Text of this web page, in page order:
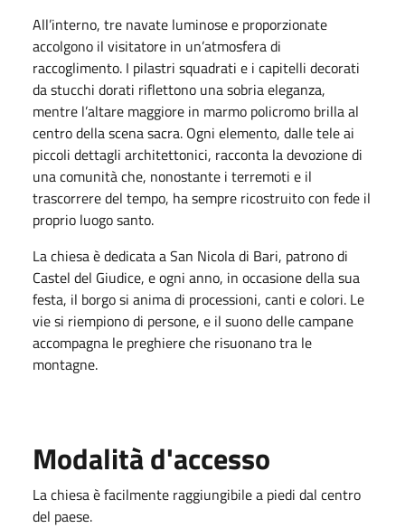
All’interno, tre navate luminose e proporzionate
accolgono il visitatore in un’atmosfera di
raccoglimento. I pilastri squadrati e i capitelli decorati
da stucchi dorati riflettono una sobria eleganza,
mentre l’altare maggiore in marmo policromo brilla al
centro della scena sacra. Ogni elemento, dalle tele ai
piccoli dettagli architettonici, racconta la devozione di
una comunità che, nonostante i terremoti e il
trascorrere del tempo, ha sempre ricostruito con fede il
proprio luogo santo.
La chiesa è dedicata a San Nicola di Bari, patrono di
Castel del Giudice, e ogni anno, in occasione della sua
festa, il borgo si anima di processioni, canti e colori. Le
vie si riempiono di persone, e il suono delle campane
accompagna le preghiere che risuonano tra le
montagne.
Modalità d'accesso
La chiesa è facilmente raggiungibile a piedi dal centro
del paese.